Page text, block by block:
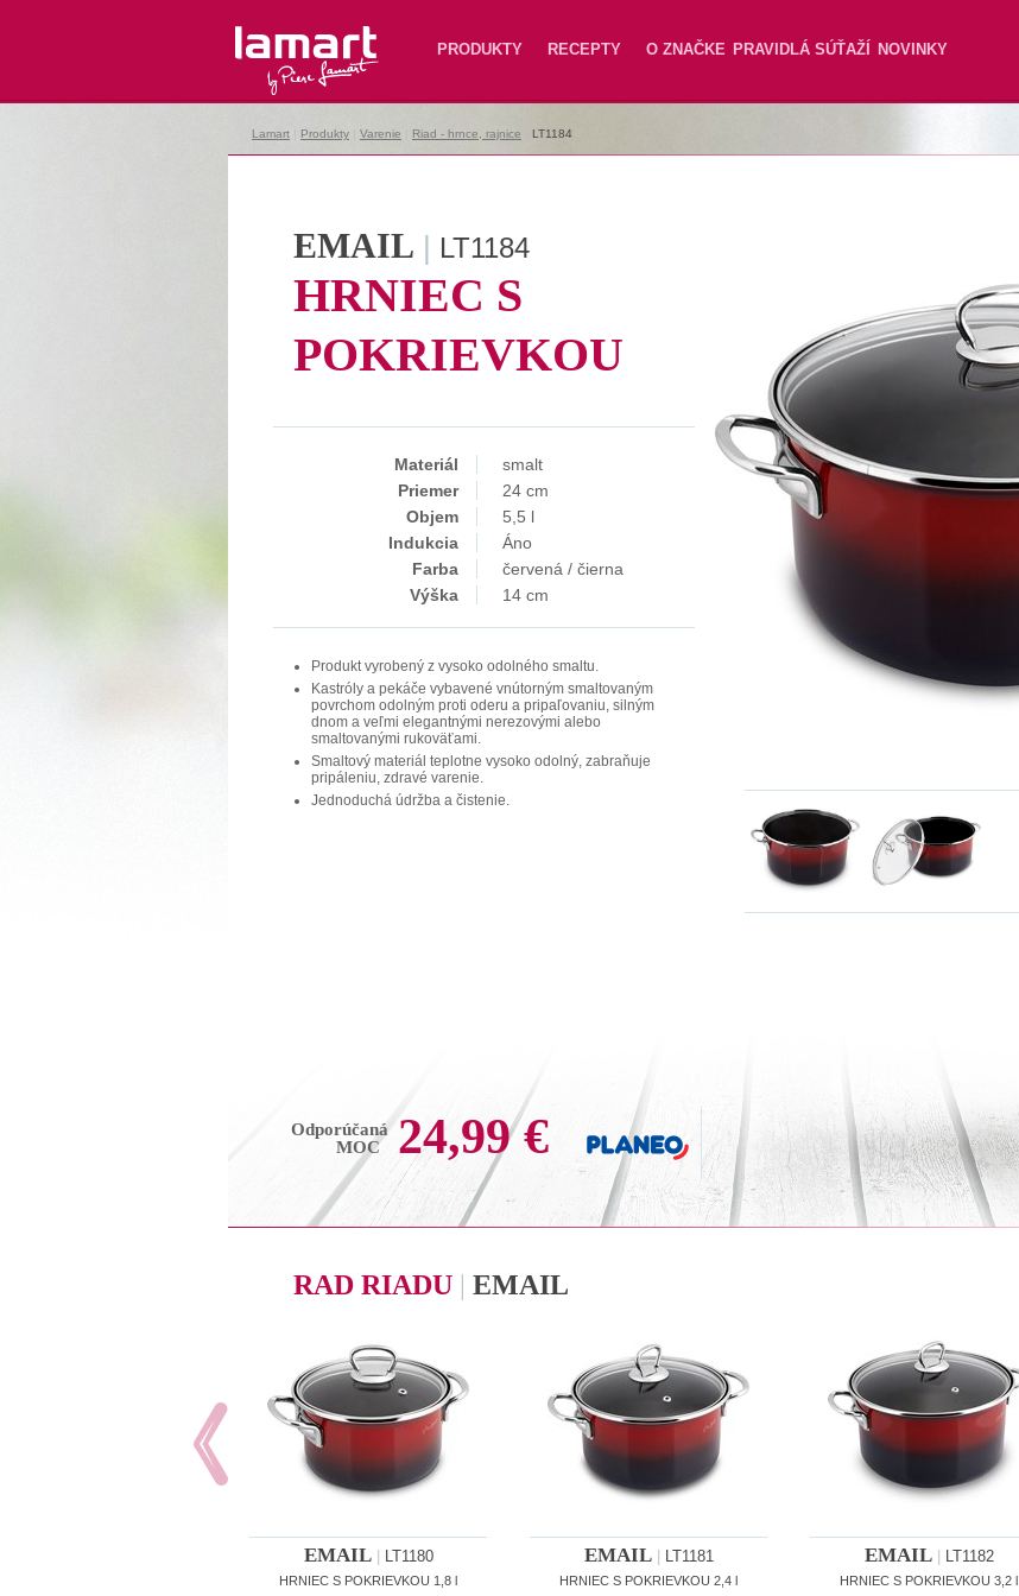
Lamart PRODUKTY RECEPTY O ZNAČKE PRAVIDLÁ SÚŤAŽÍ
NOVINKY
Lamart Produkty Varenie Riad - hrnce, rajnice LT1184
EMAIL | LT1184
HRNIEC S
POKRIEVKOU
Materiál
smalt
Priemer
24 cm
Objem
5,5 l
Indukcia
Áno
Farba
červená / čierna
Výška
14 cm
Produkt vyrobený z vysoko odolného smaltu.
Kastróly a pekáče vybavené vnútorným smaltovaným
povrchom odolným proti oderu a pripaľovaniu, silným
dnom a veľmi elegantnými nerezovými alebo
smaltovanými rukoväťami.
Smaltový materiál teplotne vysoko odolný, zabraňuje
pripáleniu, zdravé varenie.
Jednoduchá údržba a čistenie.
Odporúčaná
MOC
24,99 €
RAD RIADU | EMAIL
EMAIL| LT1180
HRNIEC S POKRIEVKOU 1,8 l
EMAIL| LT1181
HRNIEC S POKRIEVKOU 2,4 l
EMAIL| LT1182
HRNIEC S POKRIEVKOU 3,2 l